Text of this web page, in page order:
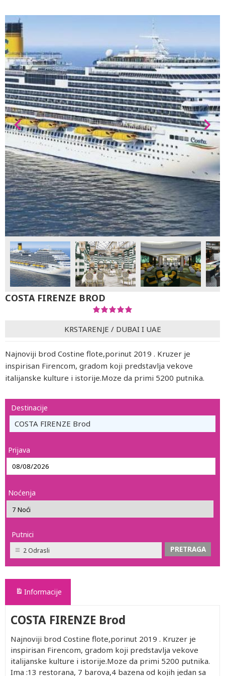
COSTA FIRENZE BROD
KRSTARENJE / DUBAI I UAE
Najnoviji brod Costine flote,porinut 2019 . Kruzer je
inspirisan Firencom, gradom koji predstavlja vekove
italijanske kulture i istorije.Moze da primi 5200 putnika.
Destinacije
COSTA FIRENZE Brod
Prijava
Noćenja
Putnici
2 Odrasli
Informacije
COSTA FIRENZE Brod
Najnoviji brod Costine flote,porinut 2019 . Kruzer je
inspirisan Firencom, gradom koji predstavlja vekove
italijanske kulture i istorije.Moze da primi 5200 putnika.
Ima :13 restorana, 7 barova,4 bazena od kojih jedan sa